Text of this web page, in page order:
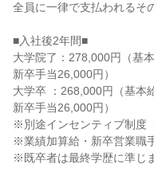
全員に一律で支払われるそ
■入社後2年間■
大学院了：278,000円（基
新卒手当26,000円）
大学卒 ：268,000円（基本
新卒手当26,000円）
※別途インセンティブ制度
※業績加算給・新卒営業職
※既卒者は最終学歴に準じ